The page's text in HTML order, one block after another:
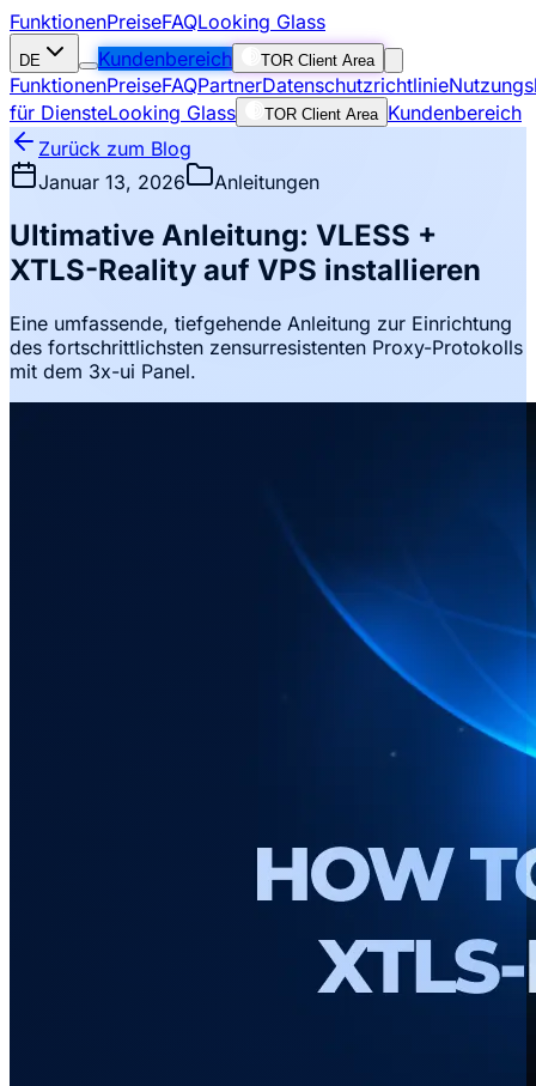
FunktionenPreiseFAQLooking Glass
DE Kundenbereich TOR Client Area
FunktionenPreiseFAQPartnerDatenschutzrichtlinie
für DiensteLooking Glass TOR Client Area Kundenbereich
Zurück zum Blog
Januar 13, 2026
Anleitungen
Ultimative Anleitung: VLESS +
XTLS-Reality auf VPS installieren
Eine umfassende, tiefgehende Anleitung zur Einrichtung
des fortschrittlichsten zensurresistenten Proxy-Protokolls
mit dem 3x-ui Panel.